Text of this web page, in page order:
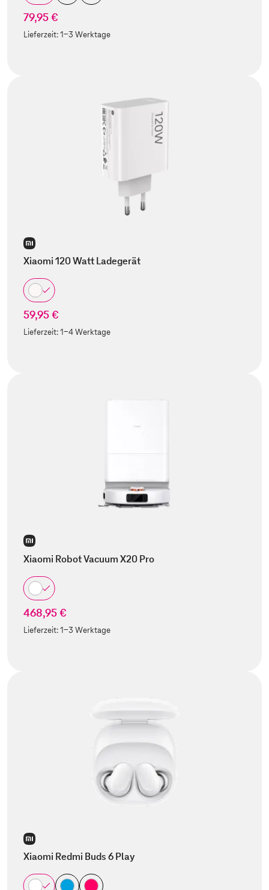
79,95 €
Lieferzeit:1-3 Werktage
Xiaomi 120 Watt Ladegerät
59,95 €
Lieferzeit:1-4 Werktage
Xiaomi Robot Vacuum X20 Pro
468,95 €
Lieferzeit:1-3 Werktage
Xiaomi Redmi Buds 6 Play